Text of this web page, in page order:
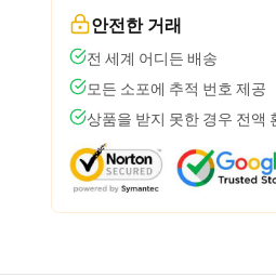
안전한 거래
전 세계 어디든 배송
모든 소포에 추적 번호 제공
상품을 받지 못한 경우 전액